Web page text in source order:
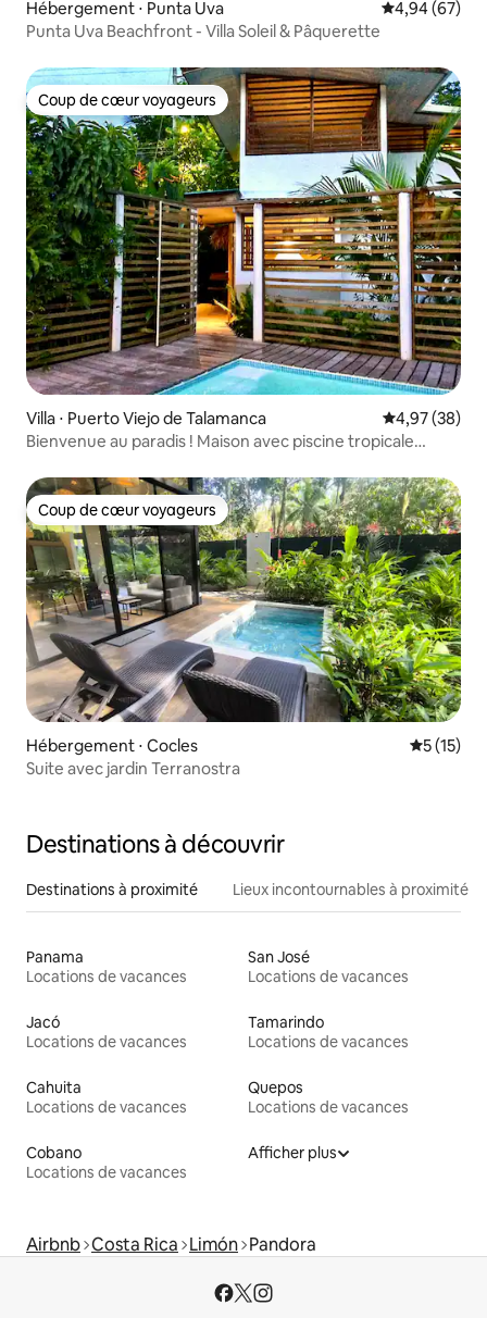
Hébergement ⋅ Punta Uva Évaluation
4,94 (67)
Punta Uva Beachfront - Villa Soleil & Pâquerette
Coup de cœur voyageurs
Coup de cœur voyageurs
Villa ⋅ Puerto Viejo de Talamanca Évaluation
4,97 (38)
Bienvenue au paradis ! Maison avec piscine tropicale
Coup de cœur voyageurs
Coup de cœur voyageurs
Hébergement ⋅ Cocles
5 (15)
Suite avec jardin Terranostra
Destinations à découvrir
Destinations à proximité Lieux incontournables à proximité
Panama
Locations de vacances
San José
Locations de vacances
Jacó
Locations de vacances
Tamarindo
Locations de vacances
Cahuita
Locations de vacances
Quepos
Locations de vacances
Cobano
Locations de vacances
Afficher plus
Airbnb Costa Rica Limón Pandora